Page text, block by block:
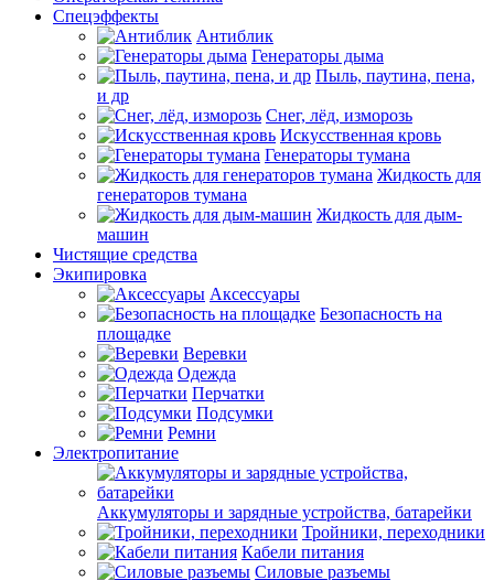
Спецэффекты
Антиблик
Генераторы дыма
Пыль, паутина, пена,
и др
Снег, лёд, изморозь
Искусственная кровь
Генераторы тумана
Жидкость для
генераторов тумана
Жидкость для дым-
машин
Чистящие средства
Экипировка
Аксессуары
Безопасность на
площадке
Веревки
Одежда
Перчатки
Подсумки
Ремни
Электропитание
Аккумуляторы и зарядные устройства, батарейки
Тройники, переходники
Кабели питания
Силовые разъемы